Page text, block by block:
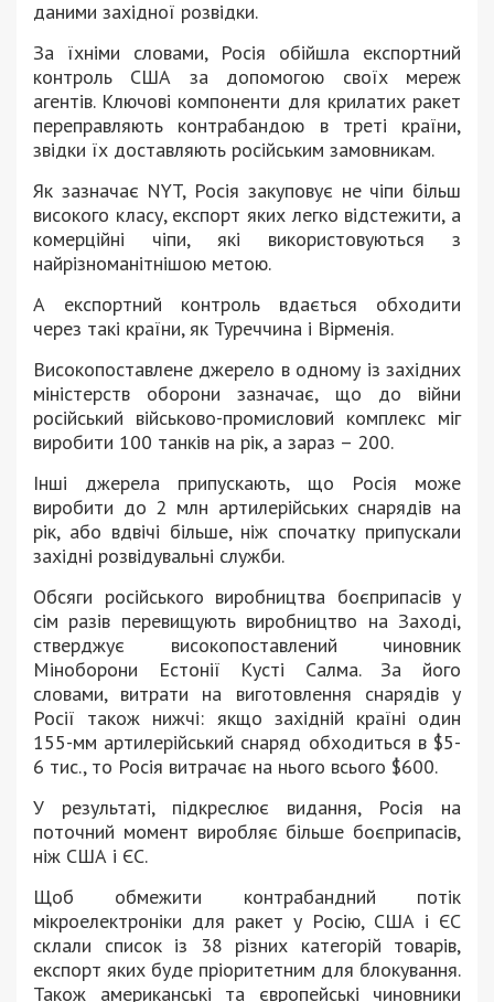
даними західної розвідки.
За їхніми словами, Росія обійшла експортний
контроль США за допомогою своїх мереж
агентів. Ключові компоненти для крилатих ракет
переправляють контрабандою в треті країни,
звідки їх доставляють російським замовникам.
Як зазначає NYT, Росія закуповує не чіпи більш
високого класу, експорт яких легко відстежити, а
комерційні чіпи, які використовуються з
найрізноманітнішою метою.
А експортний контроль вдається обходити
через такі країни, як Туреччина і Вірменія.
Високопоставлене джерело в одному із західних
міністерств оборони зазначає, що до війни
російський військово-промисловий комплекс міг
виробити 100 танків на рік, а зараз – 200.
Інші джерела припускають, що Росія може
виробити до 2 млн артилерійських снарядів на
рік, або вдвічі більше, ніж спочатку припускали
західні розвідувальні служби.
Обсяги російського виробництва боєприпасів у
сім разів перевищують виробництво на Заході,
стверджує високопоставлений чиновник
Міноборони Естонії Кусті Салма. За його
словами, витрати на виготовлення снарядів у
Росії також нижчі: якщо західній країні один
155-мм артилерійський снаряд обходиться в $5-
6 тис., то Росія витрачає на нього всього $600.
У результаті, підкреслює видання, Росія на
поточний момент виробляє більше боєприпасів,
ніж США і ЄС.
Щоб обмежити контрабандний потік
мікроелектроніки для ракет у Росію, США і ЄС
склали список із 38 різних категорій товарів,
експорт яких буде пріоритетним для блокування.
Також американські та європейські чиновники